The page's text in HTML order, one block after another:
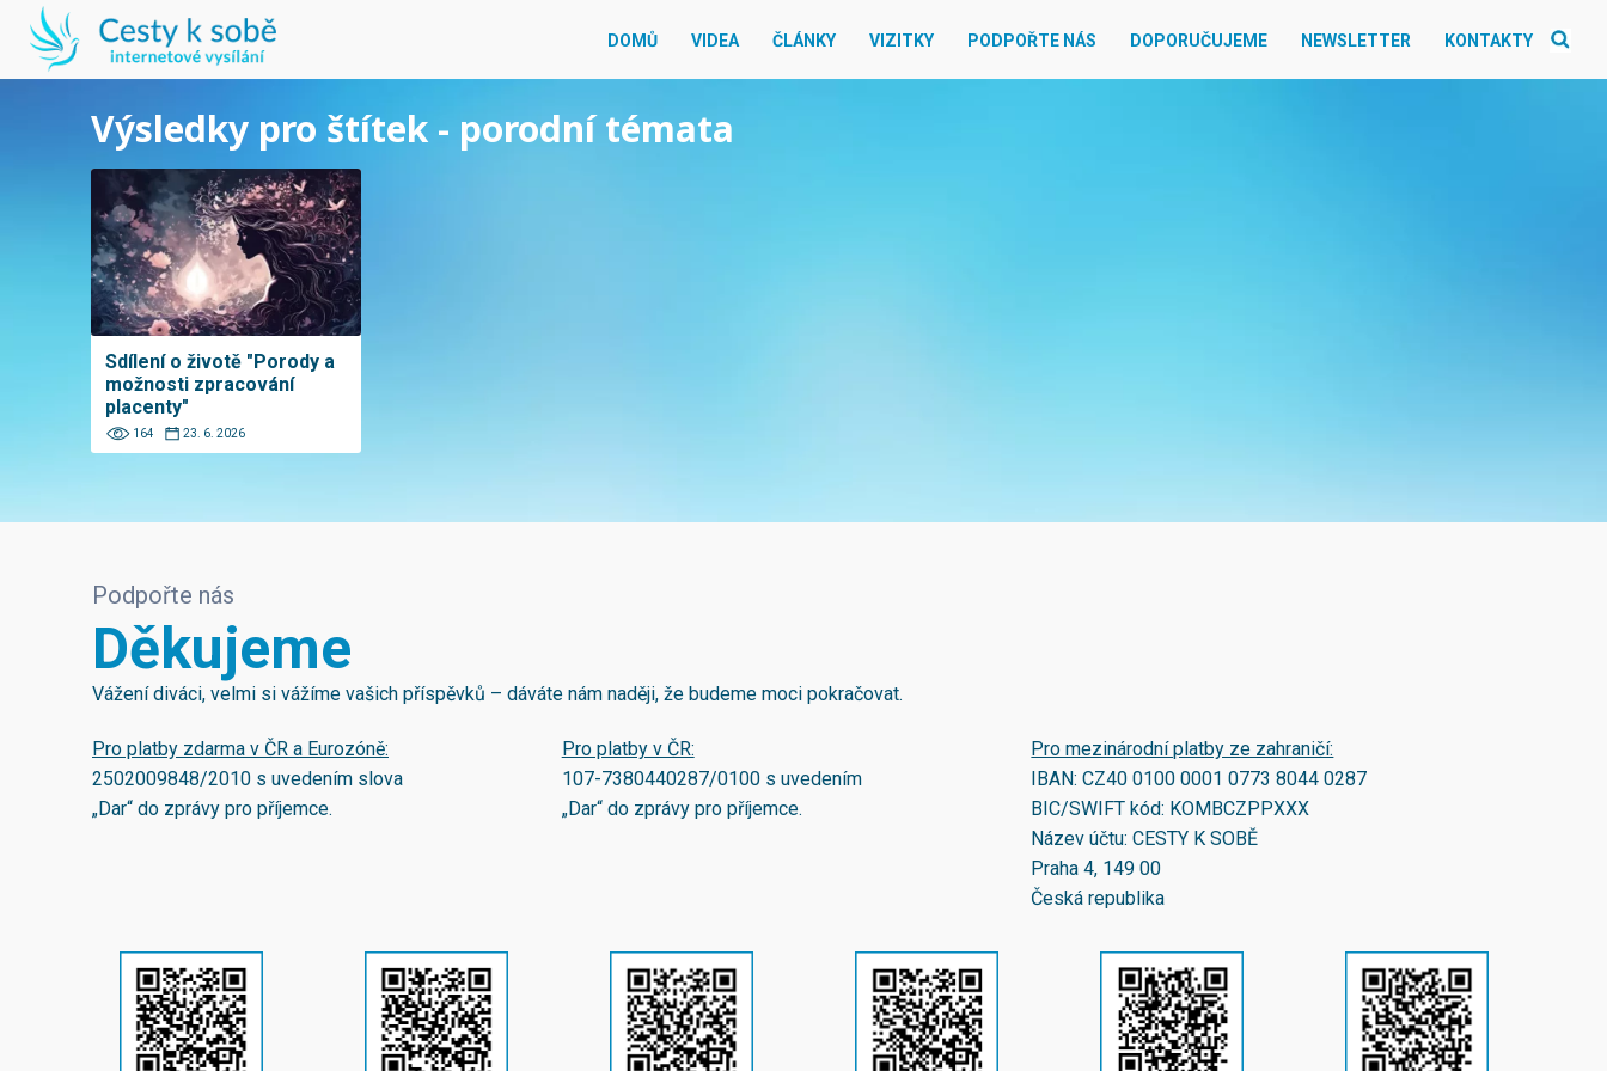
DOMŮ VIDEA ČLÁNKY VIZITKY PODPOŘTE NÁS DOPORUČUJEME NEWSLETTER KONTAKTY
Výsledky pro štítek - porodní témata
Sdílení o životě "Porody a
možnosti zpracování
placenty"
164 23. 6. 2026
Podpořte nás
Děkujeme
Vážení diváci, velmi si vážíme vašich příspěvků – dáváte nám naději, že budeme moci pokračovat.
Pro platby zdarma v ČR a Eurozóně:
2502009848/2010 s uvedením slova
„Dar“ do zprávy pro příjemce.
Pro platby v ČR:
107-7380440287/0100s uvedením
„Dar“ do zprávy pro příjemce.
Pro mezinárodní platby ze zahraničí:
IBAN:CZ40 0100 0001 0773 8044 0287
BIC/SWIFT kód: KOMBCZPPXXX
Název účtu: CESTY K SOBĚ
Praha 4, 149 00
Česká republika